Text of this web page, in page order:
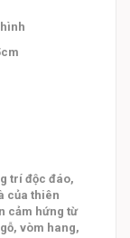
trí độc đáo,
của thiên
cảm hứng từ
vòm hang,